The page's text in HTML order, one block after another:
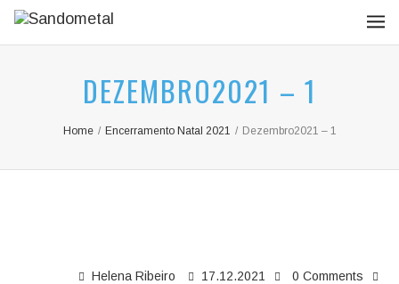
DEZEMBRO2021 – 1
Home / Encerramento Natal 2021 / Dezembro2021 – 1
Helena Ribeiro 17.12.2021 0 Comments